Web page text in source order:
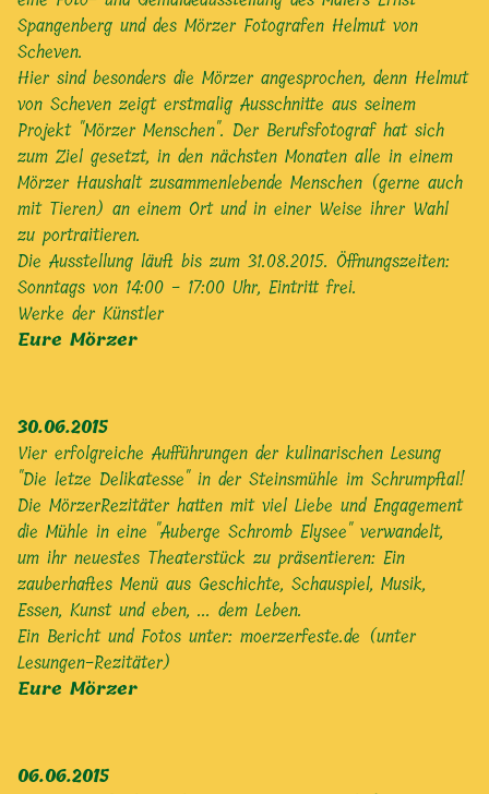
Spangenberg und des Mörzer Fotografen Helmut von
Scheven.
Hier sind besonders die Mörzer angesprochen, denn Helmut
von Scheven zeigt erstmalig Ausschnitte aus seinem
Projekt "Mörzer Menschen". Der Berufsfotograf hat sich
zum Ziel gesetzt, in den nächsten Monaten alle in einem
Mörzer Haushalt zusammenlebende Menschen (gerne auch
mit Tieren) an einem Ort und in einer Weise ihrer Wahl
zu portraitieren.
Die Ausstellung läuft bis zum 31.08.2015. Öffnungszeiten:
Sonntags von 14:00 - 17:00 Uhr, Eintritt frei.
Werke der Künstler
Eure Mörzer
30.06.2015
Vier erfolgreiche Aufführungen der kulinarischen Lesung
"Die letze Delikatesse" in der Steinsmühle im Schrumpftal!
Die MörzerRezitäter hatten mit viel Liebe und Engagement
die Mühle in eine "Auberge Schromb Elysee" verwandelt,
um ihr neuestes Theaterstück zu präsentieren: Ein
zauberhaftes Menü aus Geschichte, Schauspiel, Musik,
Essen, Kunst und eben, ... dem Leben.
Ein Bericht und Fotos unter: moerzerfeste.de (unter
Lesungen-Rezitäter)
Eure Mörzer
06.06.2015